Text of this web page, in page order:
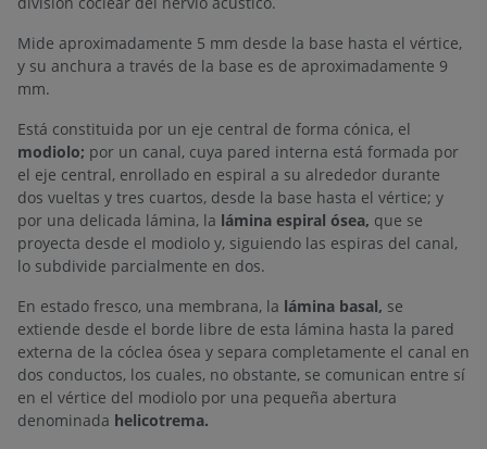
Mide aproximadamente 5 mm desde la base hasta el vértice,
y su anchura a través de la base es de aproximadamente 9
mm.
Está constituida por un eje central de forma cónica, el
modiolo; por un canal, cuya pared interna está formada por
el eje central, enrollado en espiral a su alrededor durante
dos vueltas y tres cuartos, desde la base hasta el vértice; y
por una delicada lámina, la lámina espiral ósea, que se
proyecta desde el modiolo y, siguiendo las espiras del canal,
lo subdivide parcialmente en dos.
En estado fresco, una membrana, la lámina basal, se
extiende desde el borde libre de esta lámina hasta la pared
externa de la cóclea ósea y separa completamente el canal en
dos conductos, los cuales, no obstante, se comunican entre sí
en el vértice del modiolo por una pequeña abertura
denominada helicotrema.